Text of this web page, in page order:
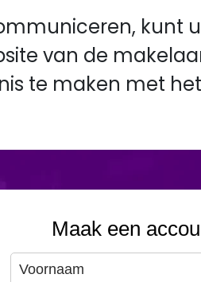
kunt
van de
te maken met